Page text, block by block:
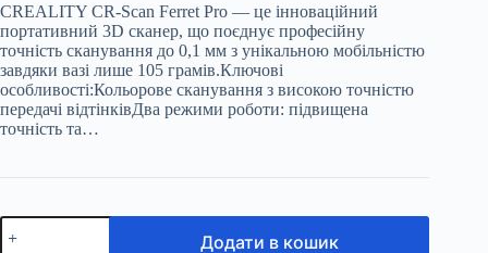
CREALITY CR-Scan Ferret Pro — це інноваційний
портативний 3D сканер, що поєднує професійну
точність сканування до 0,1 мм з унікальною мобільністю
завдяки вазі лише 105 грамів.Ключові
особливості:Кольорове сканування з високою точністю
передачі відтінківДва режими роботи: підвищена
точність та…
3D
сканер
Додати в кошик